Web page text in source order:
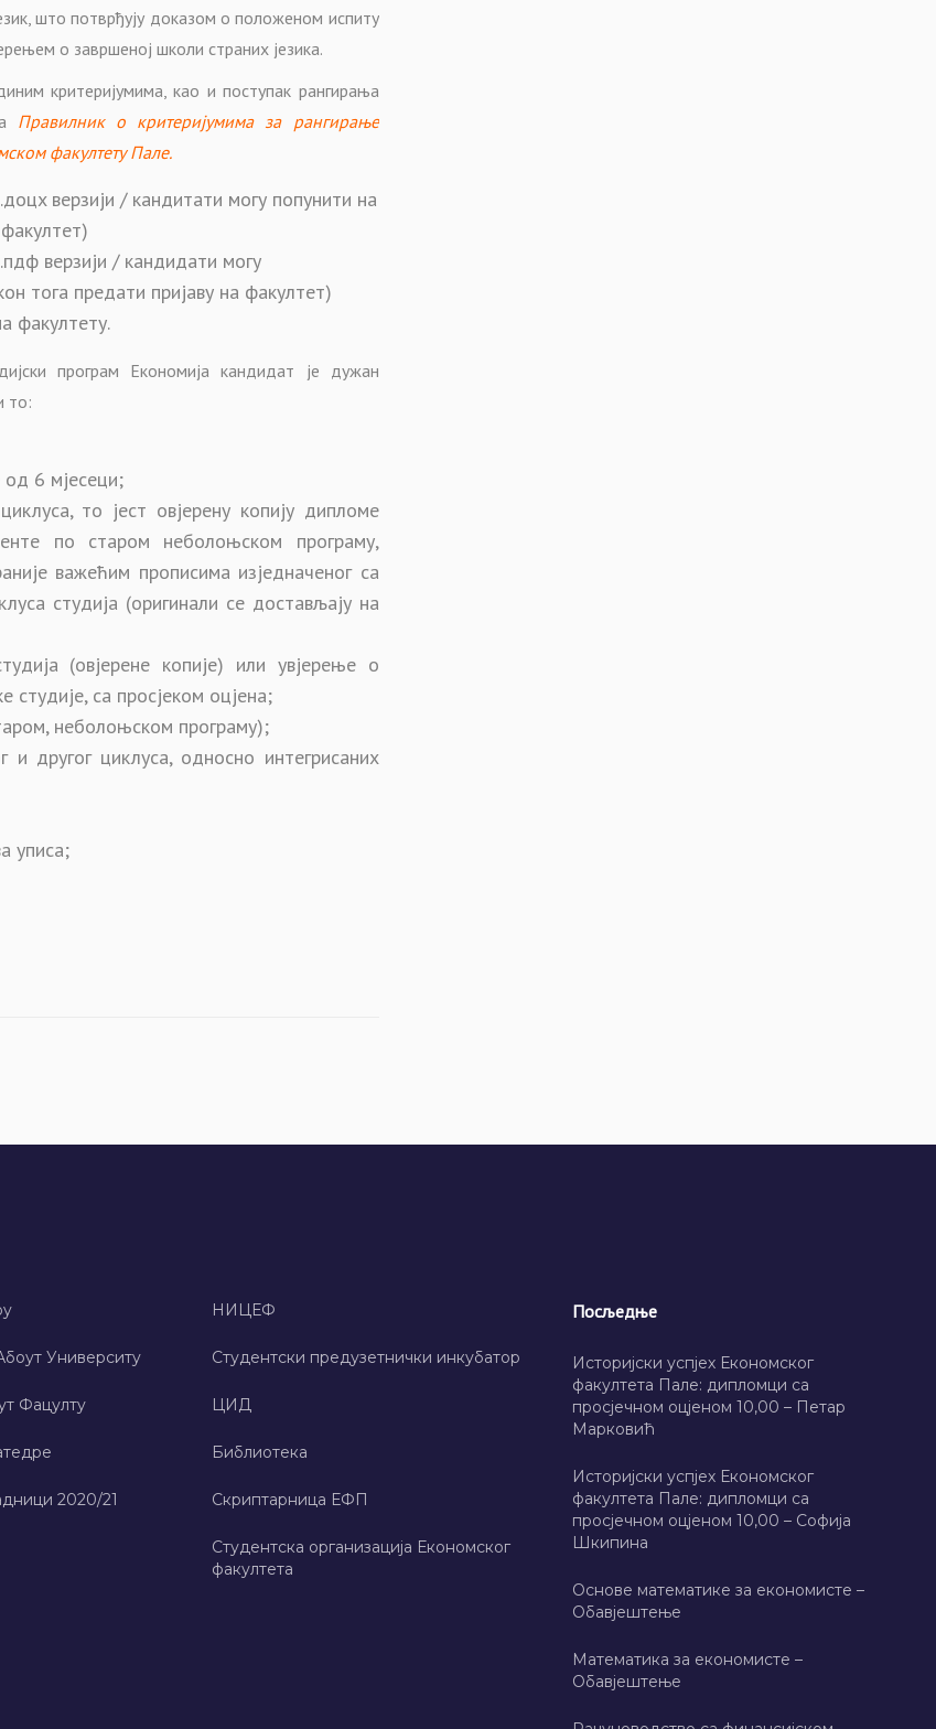
што потврђују доказом о положеном испиту
о завршеној школи страних језика.
критеријумима, као и поступак рангирања
Правилник о критеријумима за рангирање
факултету Пале.
верзији / кандитати могу попунити на
верзији / кандидати могу
тога предати пријаву на факултет)
факултету.
програм Економија кандидат је дужан
то:
од 6 мјесеци;
то јест овјерену копију дипломе
по старом неболоњском програму,
важећим прописима изједначеног са
студија (оригинали се достављају на
(овјерене копије) или увјерење о
студије, са просјеком оцјена;
неболоњском програму);
другог циклуса, односно интегрисаних
уписа;
Университy
Фацултy
2020/21
НИЦЕФ
Студентски предузетнички инкубатор
ЦИД
Библиотека
Скриптарница ЕФП
Студентска организација Економског
факултета
Посљедње
Историјски успјех Економског
факултета Пале: дипломци са
просјечном оцјеном 10,00 – Петар
Марковић
Историјски успјех Економског
факултета Пале: дипломци са
просјечном оцјеном 10,00 – Софија
Шкипина
Основе математике за економисте –
Обавјештење
Математика за економисте –
Обавјештење